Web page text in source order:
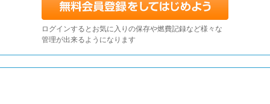
ログインするとお気に入りの保存や燃費記録など様々な
管理が出来るようになります